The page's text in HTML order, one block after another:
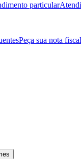
particular
Peça sua nota fiscal